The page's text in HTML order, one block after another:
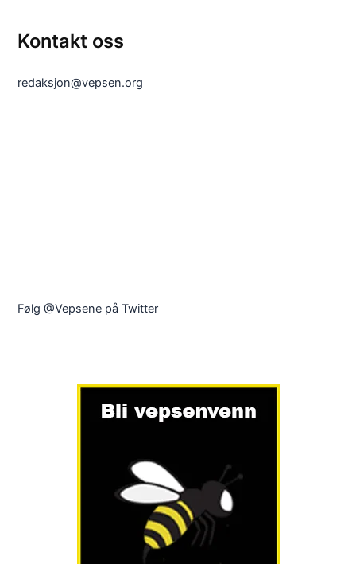
Kontakt oss
redaksjon@vepsen.org
Følg @Vepsene på Twitter